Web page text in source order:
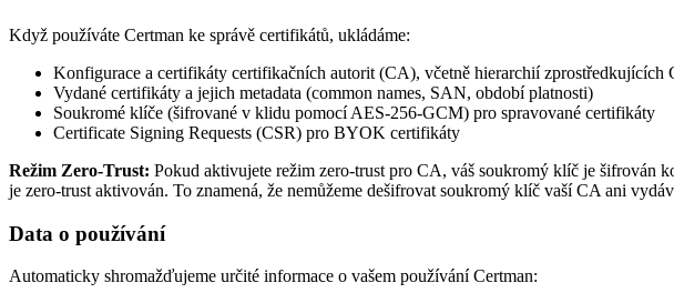
Když používáte Certman ke správě certifikátů, ukládáme:
Konfigurace a certifikáty certifikačních autorit (CA), včetně hierarchií zprostředkujících
Vydané certifikáty a jejich metadata (common names, SAN, období platnosti)
Soukromé klíče (šifrované v klidu pomocí AES-256-GCM) pro spravované certifikáty
Certificate Signing Requests (CSR) pro BYOK certifikáty
Režim Zero-Trust: Pokud aktivujete režim zero-trust pro CA, váš soukromý klíč je šifrován
je zero-trust aktivován. To znamená, že nemůžeme dešifrovat soukromý klíč vaší CA ani
Data o používání
Automaticky shromažďujeme určité informace o vašem používání Certman: